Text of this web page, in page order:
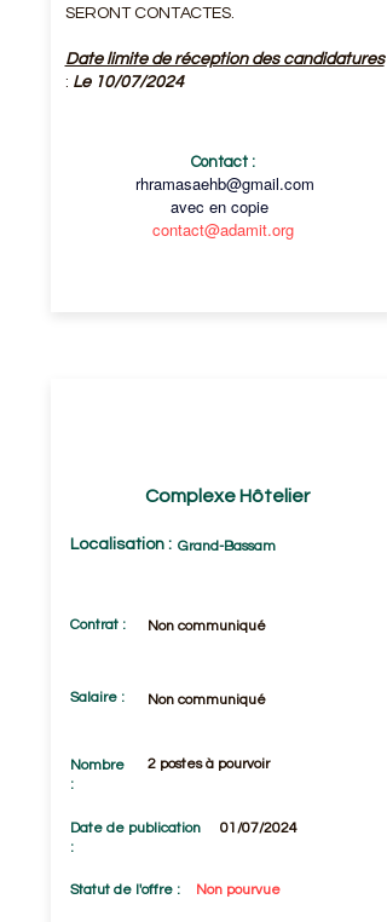
SERONT CONTACTES.
Date limite de réception des candidatures
: Le 10/07/2024
Contact :
rhramasaehb@gmail.com
avec en copie
contact@adamit.org
Complexe Hôtelier
Localisation : Grand-Bassam
Contrat : Non communiqué
Salaire : Non communiqué
Nombre
:
2 postes à pourvoir
Date de publication
:
01/07/2024
Statut de l'offre : Non pourvue